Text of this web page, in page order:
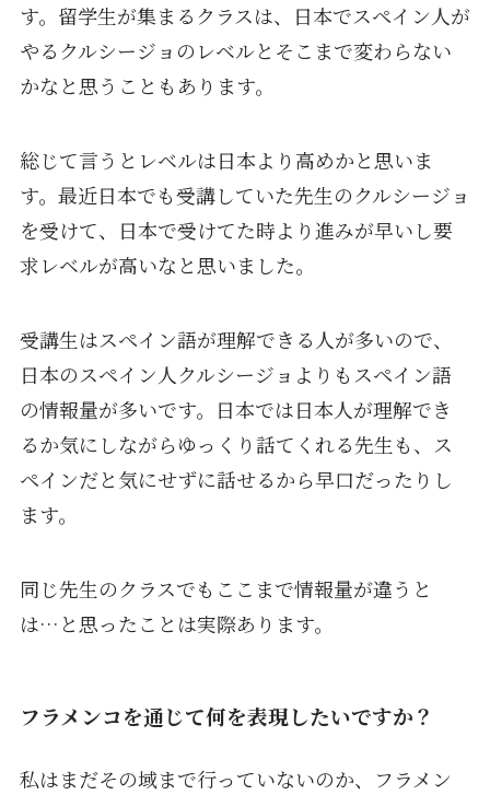
す。留学生が集まるクラスは、日本でスペイン人が
やるクルシージョのレベルとそこまで変わらない
かなと思うこともあります。
総じて言うとレベルは日本より高めかと思いま
す。最近日本でも受講していた先生のクルシージョ
を受けて、日本で受けてた時より進みが早いし要
求レベルが高いなと思いました。
受講生はスペイン語が理解できる人が多いので、
日本のスペイン人クルシージョよりもスペイン語
の情報量が多いです。日本では日本人が理解でき
るか気にしながらゆっくり話てくれる先生も、ス
ペインだと気にせずに話せるから早口だったりし
ます。
同じ先生のクラスでもここまで情報量が違うと
は…と思ったことは実際あります。
フラメンコを通じて何を表現したいですか？
私はまだその域まで行っていないのか、フラメン